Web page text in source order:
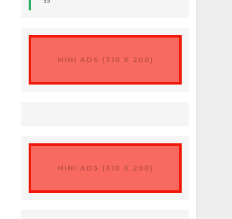
MINI ADS (310 X 200)
MINI ADS (310 X 200)